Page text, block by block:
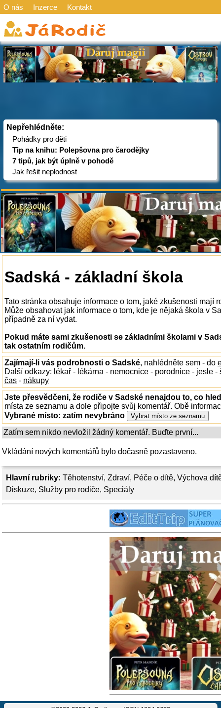
O nás Inzerce Kontakt
Nepřehlédněte:
Pohádky pro děti
Tip na knihu: Polepšovna pro čarodějky
7 tipů, jak být úplně v pohodě
Jak řešit neplodnost
Hlavní rubriky: Těhotenství, Zdraví, Péče o dítě, Výchova
Diskuze, Služby pro rodiče, Speciály
Sadská - základní škola
Tato stránka obsahuje informace o tom, jaké zkušenosti mají
Může obsahovat jak informace o tom, kde je nějaká škola v
případně za ní vydat.
Pokud máte sami zkušenosti se základními školami v
tak ostatním rodičům.
Zajímají-li vás podrobnosti o Sadské, nahlédněte sem - do
Další odkazy: lékař - lékárna - nemocnice - porodnice - jesle -
čas - nákupy
Jste přesvědčeni, že rodiče v Sadské nenajdou to, co
místa ze seznamu a dole připojte svůj komentář. Obě
Vybrané místo: zatím nevybráno
Zatím sem nikdo nevložil žádný komentář. Buďte první...
Vkládání nových komentářů bylo dočasně pozastaveno.